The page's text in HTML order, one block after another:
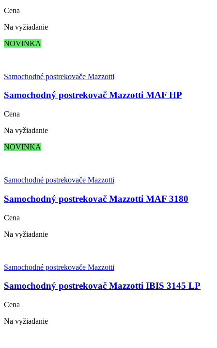
Cena
Na vyžiadanie
NOVINKA
Samochodné postrekovače Mazzotti
Samochodný postrekovač Mazzotti MAF HP
Cena
Na vyžiadanie
NOVINKA
Samochodné postrekovače Mazzotti
Samochodný postrekovač Mazzotti MAF 3180
Cena
Na vyžiadanie
Samochodné postrekovače Mazzotti
Samochodný postrekovač Mazzotti IBIS 3145 LP
Cena
Na vyžiadanie